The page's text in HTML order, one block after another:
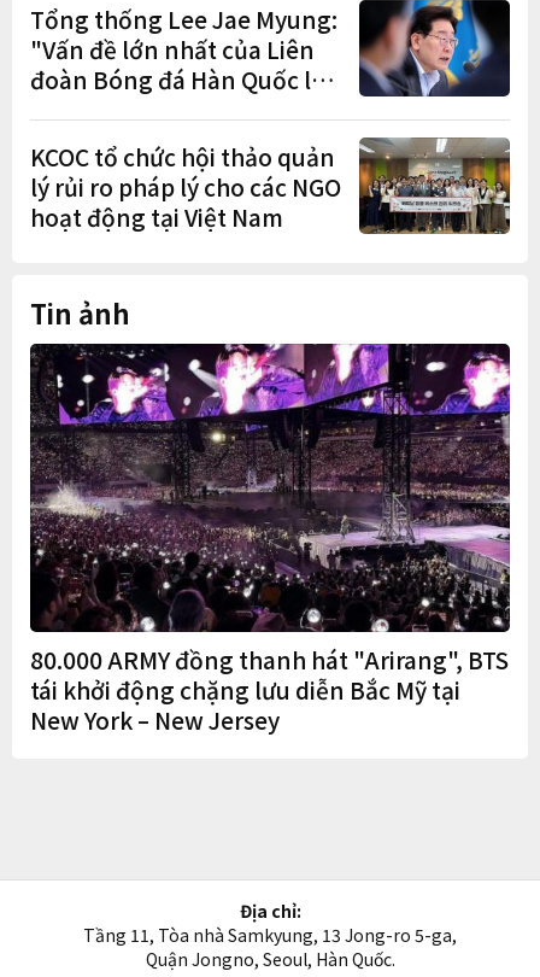
Tổng thống Lee Jae Myung:
"Vấn đề lớn nhất của Liên
đoàn Bóng đá Hàn Quốc là
trạng nắm quyền quá lâu"
KCOC tổ chức hội thảo quản
lý rủi ro pháp lý cho các NGO
hoạt động tại Việt Nam
Tin ảnh
80.000 ARMY đồng thanh hát "Arirang", BTS
tái khởi động chặng lưu diễn Bắc Mỹ tại
New York – New Jersey
Địa chỉ:
Tầng 11, Tòa nhà Samkyung, 13 Jong-ro 5-ga,
Quận Jongno, Seoul, Hàn Quốc.